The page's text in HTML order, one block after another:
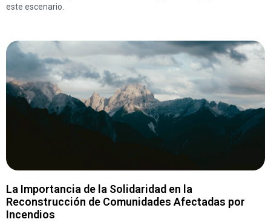
este escenario.
La Importancia de la Solidaridad en la
Reconstrucción de Comunidades Afectadas por
Incendios